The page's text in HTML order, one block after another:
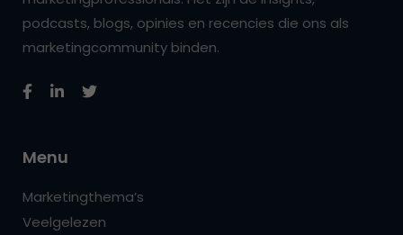
podcasts, blogs, opinies en recencies die ons als
marketingcommunity binden.
Menu
Marketingthema’s
Veelgelezen